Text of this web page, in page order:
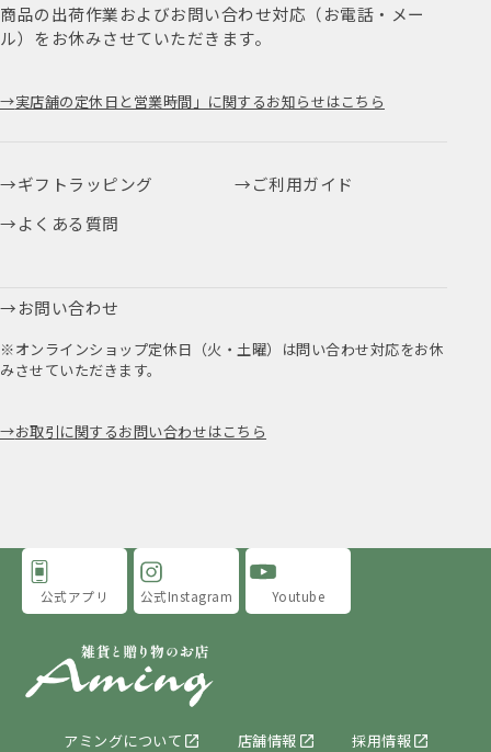
商品の出荷作業およびお問い合わせ対応（お電話・メー
ル）をお休みさせていただきます。
実店舗の定休日と営業時間」に関するお知らせはこちら
ギフトラッピング
ご利用ガイド
よくある質問
お問い合わせ
※オンラインショップ定休日（火・土曜）は問い合わせ対応をお休
みさせていただきます。
お取引に関するお問い合わせはこちら
アミングについて 店舗情報 採用情報
公式アプリ 公式Instagram Youtube